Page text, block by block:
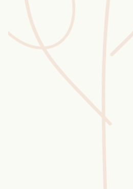
Selber machen
Glossar